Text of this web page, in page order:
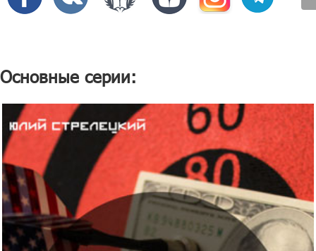
Основные серии: